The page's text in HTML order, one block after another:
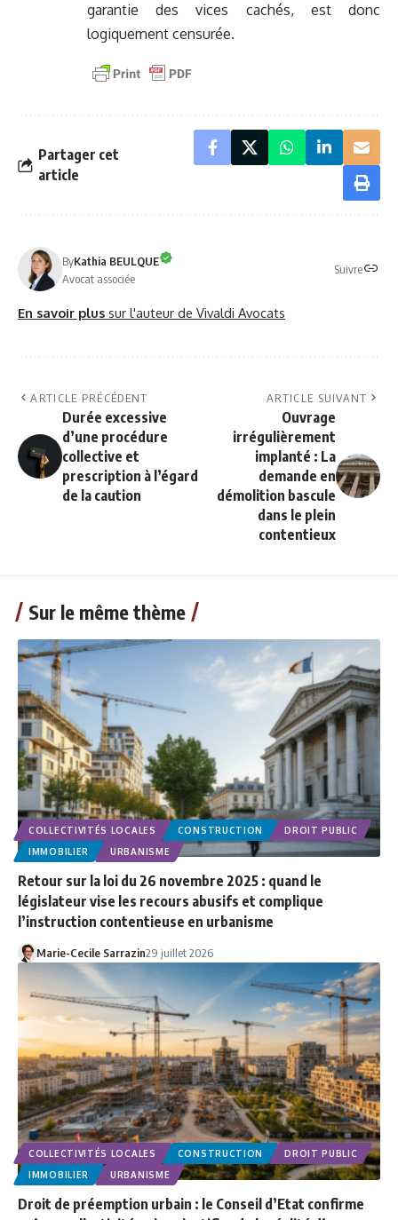
garantie des vices cachés, est donc
logiquement censurée.
Partager cet
article
ByKathia BEULQUE
Avocat associée
Suivre
En savoir plus sur l'auteur de Vivaldi Avocats
ARTICLE PRÉCÉDENT
Durée excessive
d’une procédure
collective et
prescription à l’égard
de la caution
ARTICLE SUIVANT
Ouvrage
irrégulièrement
implanté : La
demande en
démolition bascule
dans le plein
contentieux
Sur le même thème
COLLECTIVITÉS LOCALES CONSTRUCTION
DROIT PUBLIC
IMMOBILIER
URBANISME
Retour sur la loi du 26 novembre 2025 : quand le
législateur vise les recours abusifs et complique
l’instruction contentieuse en urbanisme
Marie-Cecile Sarrazin29 juillet 2026
COLLECTIVITÉS LOCALES CONSTRUCTION
DROIT PUBLIC
IMMOBILIER
URBANISME
Droit de préemption urbain : le Conseil d’Etat confirme